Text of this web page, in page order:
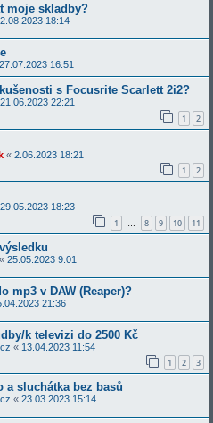
moje skladby?
2.08.2023 18:14
27.07.2023 16:51
s Focusrite Scarlett 2i2?
21.06.2023 22:21
1 2
« 2.06.2023 18:21
1 2
29.05.2023 18:23
1 … 8 9 10 11
« 25.05.2023 9:01
mp3 v DAW (Reaper)?
21:36
k televizi do 2500 Kč
« 13.04.2023 11:54
1 2 3
a sluchátka bez basů
« 23.03.2023 15:14